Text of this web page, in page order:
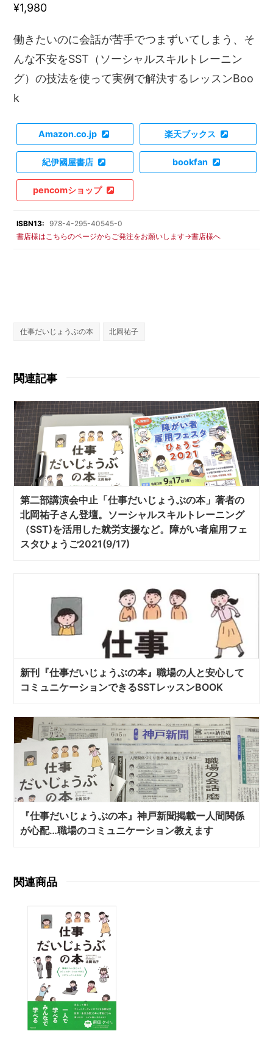
¥1,980
働きたいのに会話が苦手でつまずいてしまう、そ
んな不安をSST（ソーシャルスキルトレーニン
グ）の技法を使って実例で解決するレッスンBoo
k
Amazon.co.jp 楽天ブックス
紀伊國屋書店 bookfan
pencomショップ
ISBN13:
978-4-295-40545-0
書店様はこちらのページからご発注をお願いします→書店様へ
仕事だいじょうぶの本 北岡祐子
関連記事
第二部講演会中止「仕事だいじょうぶの本」著者の
北岡祐子さん登壇。ソーシャルスキルトレーニング
（SST)を活用した就労支援など。障がい者雇用フェ
スタひょうご2021(9/17)
新刊『仕事だいじょうぶの本』職場の人と安心して
コミュニケーションできるSSTレッスンBOOK
『仕事だいじょうぶの本』神戸新聞掲載ー人間関係
が心配…職場のコミュニケーション教えます
関連商品